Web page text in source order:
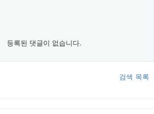
등록된 댓글이 없습니다.
검색 목록